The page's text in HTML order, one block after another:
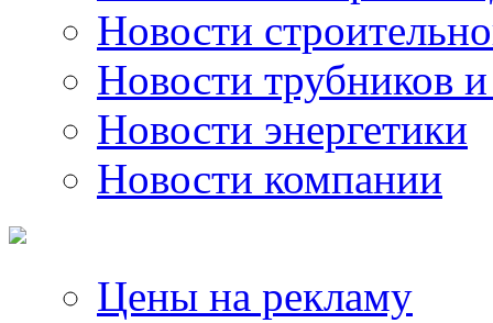
Новости
Новости трубников
Новости энергетики
Новости компании
Цены на рекламу